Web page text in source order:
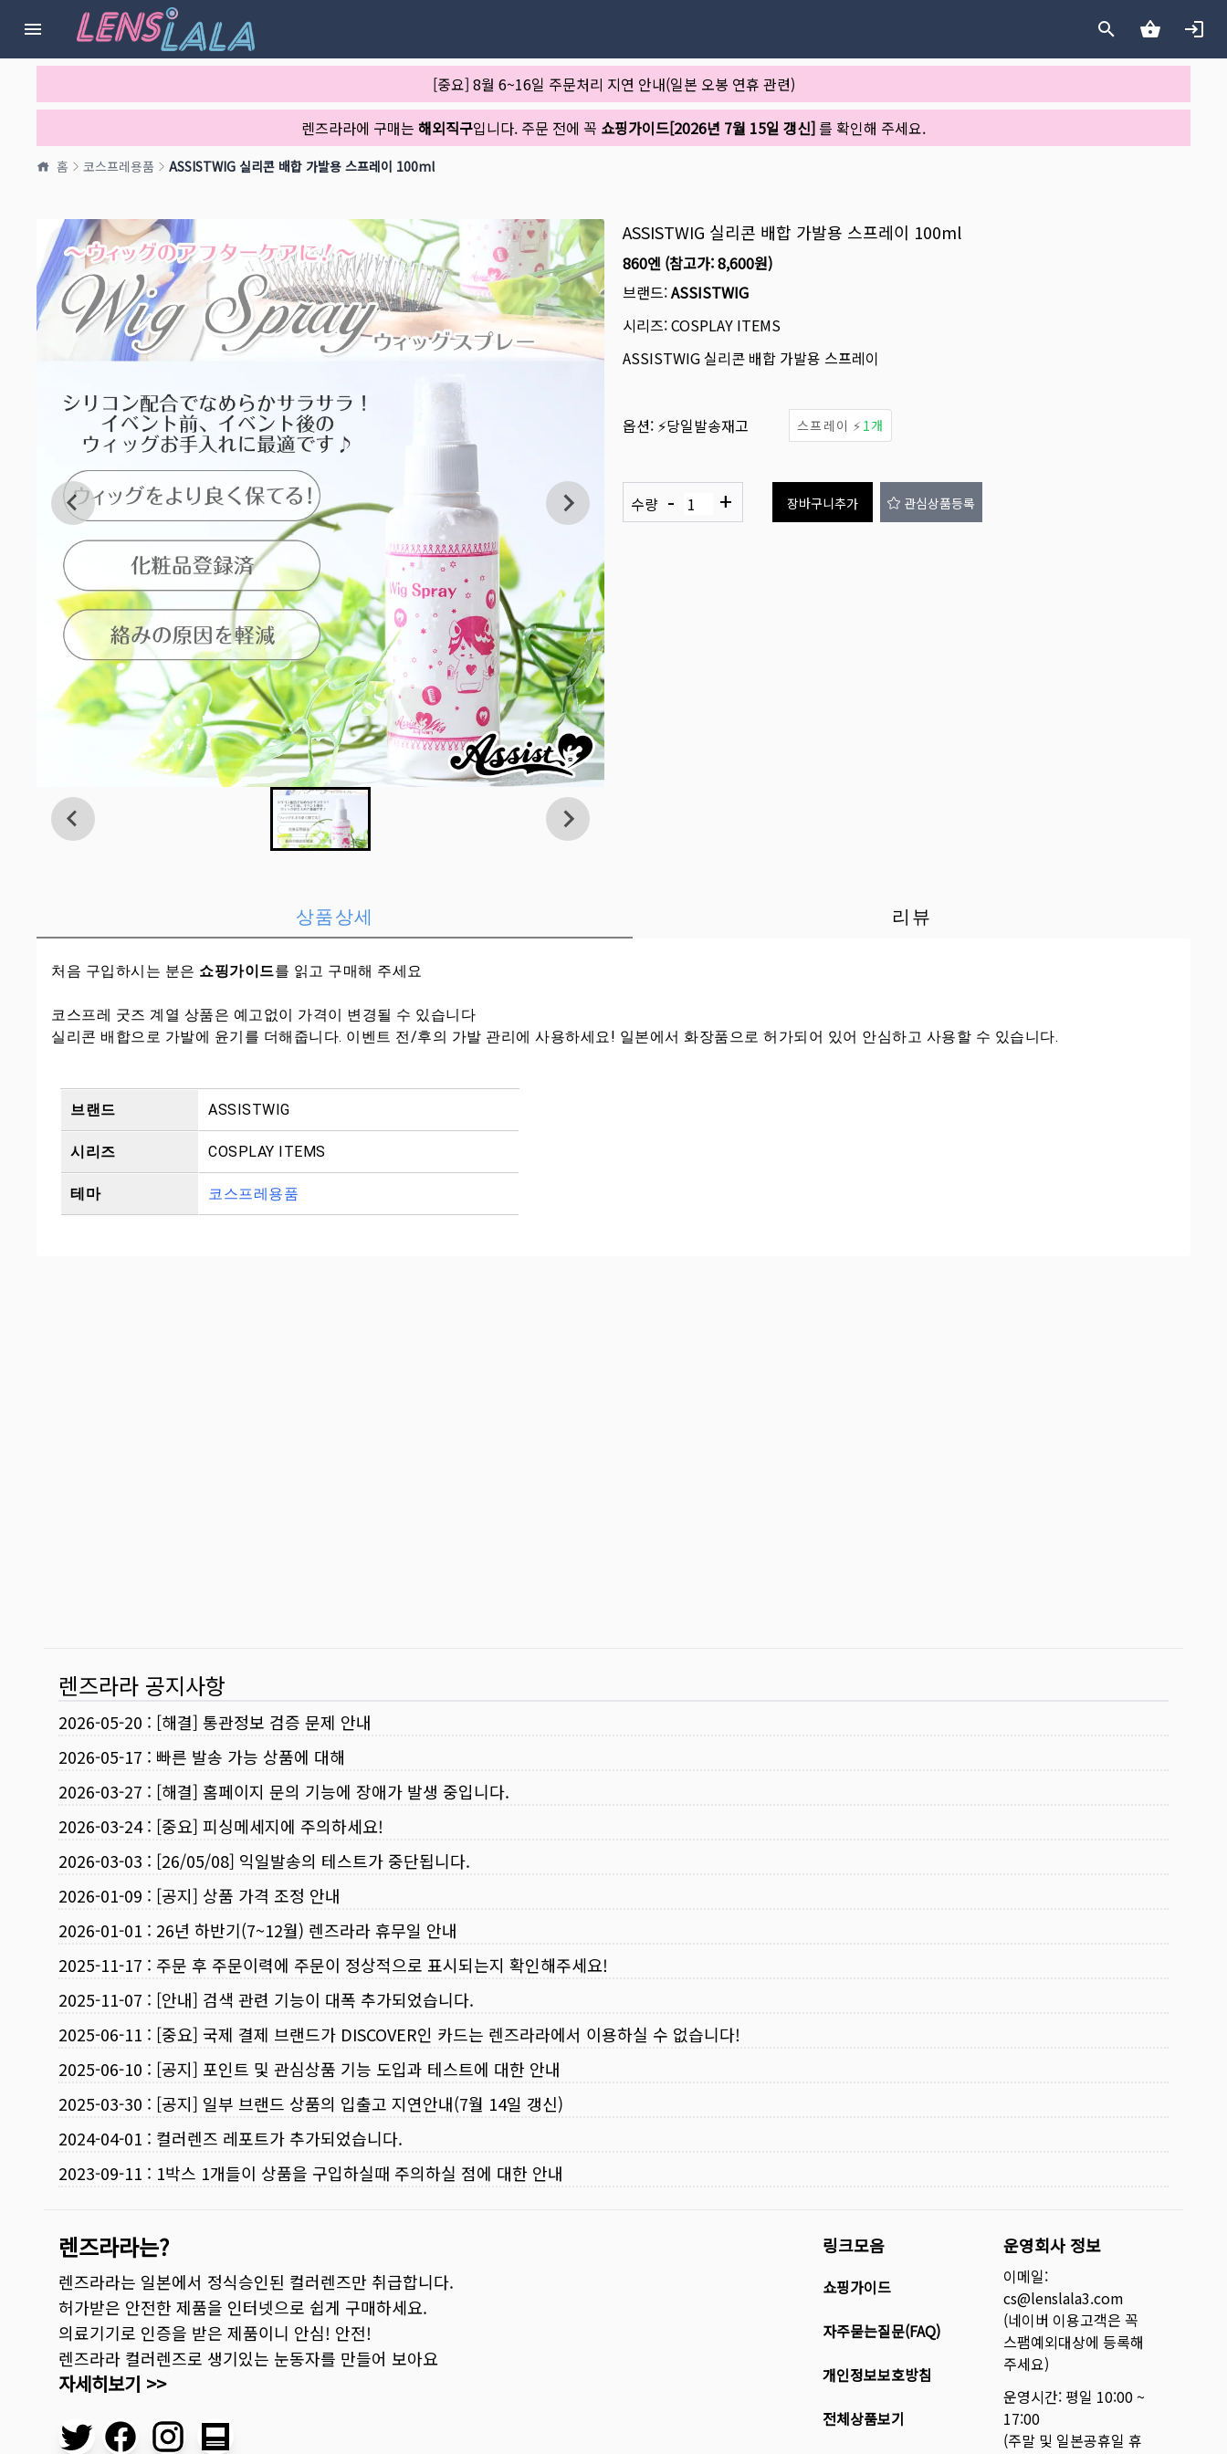
[중요] 8월 6~16일 주문처리 지연 안내(일본 오봉 연휴 관련)
렌즈라라에 구매는 해외직구입니다. 주문 전에 꼭 쇼핑가이드[2026년 7월 15일 갱신]를 확인해 주세요.
홈 코스프레용품 ASSISTWIG 실리콘 배합 가발용 스프레이 100ml
ASSISTWIG 실리콘 배합 가발용 스프레이 100ml
860엔 (참고가:8,600원)
브랜드:ASSISTWIG
시리즈:COSPLAY ITEMS
ASSISTWIG 실리콘 배합 가발용 스프레이
옵션: ⚡당일발송재고 스프레이 ⚡ 1개
수량 - + 장바구니추가 관심상품등록
상품상세 리뷰
처음 구입하시는 분은 쇼핑가이드를 읽고 구매해 주세요
코스프레 굿즈 계열 상품은 예고없이 가격이 변경될 수 있습니다
실리콘 배합으로 가발에 윤기를 더해줍니다. 이벤트 전/후의 가발 관리에 사용하세요! 일본에서 화장품으로 허가되어 있어 안심하고 사용할 수 있습니다.
브랜드 ASSISTWIG
시리즈 COSPLAY ITEMS
테마 코스프레용품
렌즈라라 공지사항
2026-05-20 : [해결] 통관정보 검증 문제 안내
2026-05-17 : 빠른 발송 가능 상품에 대해
2026-03-27 : [해결] 홈페이지 문의 기능에 장애가 발생 중입니다.
2026-03-24: [중요] 피싱메세지에 주의하세요!
2026-03-03 : [26/05/08] 익일발송의 테스트가 중단됩니다.
2026-01-09 : [공지] 상품 가격 조정 안내
2026-01-01 : 26년 하반기(7~12월) 렌즈라라 휴무일 안내
2025-11-17 : 주문 후 주문이력에 주문이 정상적으로 표시되는지 확인해주세요!
2025-11-07 : [안내] 검색 관련 기능이 대폭 추가되었습니다.
2025-06-11 : [중요] 국제 결제 브랜드가 DISCOVER인 카드는 렌즈라라에서 이용하실 수 없습니다!
2025-06-10 : [공지] 포인트 및 관심상품 기능 도입과 테스트에 대한 안내
2025-03-30 : [공지] 일부 브랜드 상품의 입출고 지연안내(7월 14일 갱신)
2024-04-01 : 컬러렌즈 레포트가 추가되었습니다.
2023-09-11 : 1박스 1개들이 상품을 구입하실때 주의하실 점에 대한 안내
렌즈라라는?
렌즈라라는 일본에서 정식승인된 컬러렌즈만 취급합니다.
허가받은 안전한 제품을 인터넷으로 쉽게 구매하세요.
의료기기로 인증을 받은 제품이니 안심! 안전!
렌즈라라 컬러렌즈로 생기있는 눈동자를 만들어 보아요
자세히보기 >>
링크모음
쇼핑가이드
자주묻는질문(FAQ)
개인정보보호방침
전체상품보기
운영회사 정보
이메일:
cs@lenslala3.com
(네이버 이용고객은 꼭
스팸예외대상에 등록해
주세요)
운영시간: 평일 10:00 ~
17:00
(주말 및 일본공휴일 휴